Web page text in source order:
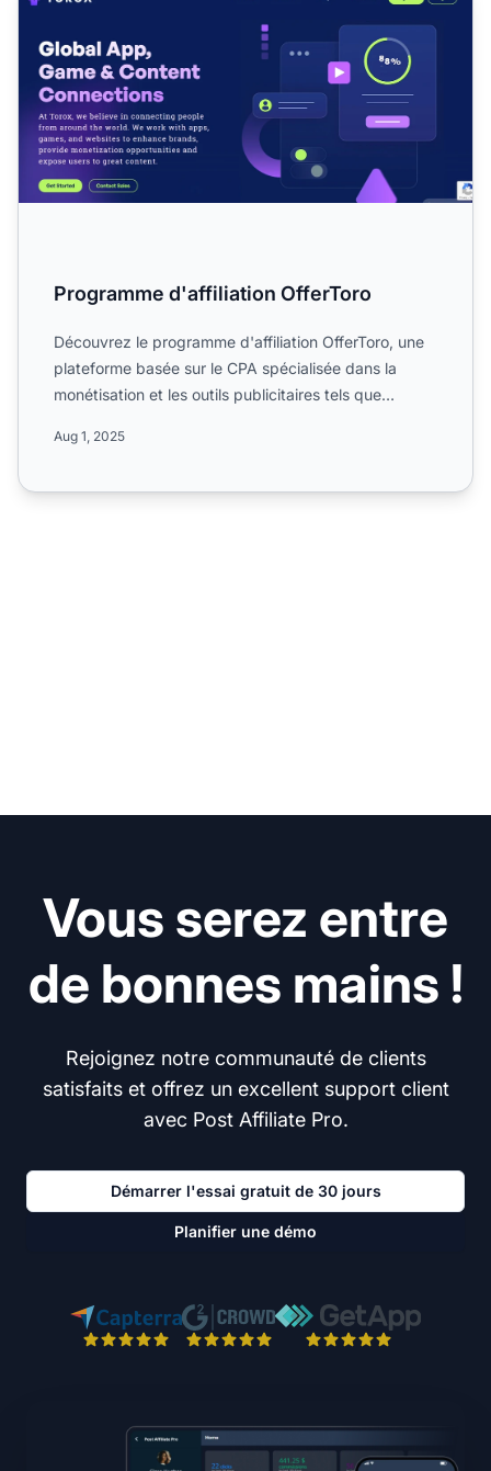
Programme d'affiliation OfferToro
Découvrez le programme d'affiliation OfferToro, une
plateforme basée sur le CPA spécialisée dans la
monétisation et les outils publicitaires tels que
Aug 1, 2025
Vous serez entre
de bonnes mains !
Rejoignez notre communauté de clients
satisfaits et offrez un excellent support client
avec Post Affiliate Pro.
Démarrer l'essai gratuit de 30 jours
Planifier une démo